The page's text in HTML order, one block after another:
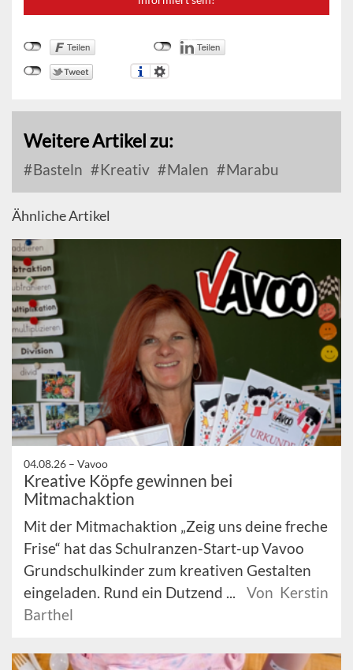
Weitere Artikel zu:
Basteln Kreativ Malen Marabu
Ähnliche Artikel
04.08.26 – Vavoo
Kreative Köpfe gewinnen bei
Mitmachaktion
Mit der Mitmachaktion „Zeig uns deine freche
Frise“ hat das Schulranzen-Start-up Vavoo
Grundschulkinder zum kreativen Gestalten
eingeladen. Rund ein Dutzend ...
Von Kerstin
Barthel